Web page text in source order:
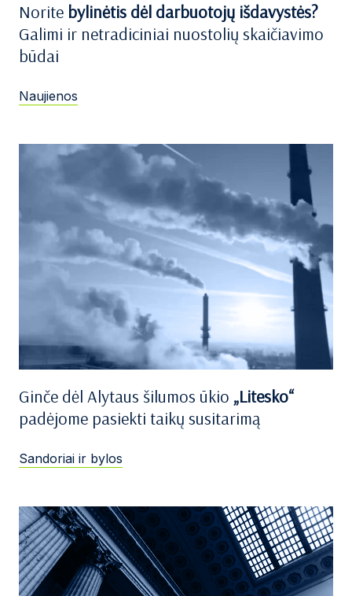
Norite bylinėtis dėl darbuotojų išdavystės?
Galimi ir netradiciniai nuostolių skaičiavimo
būdai
Naujienos
Ginče dėl Alytaus šilumos ūkio „Litesko“
padėjome pasiekti taikų susitarimą
Sandoriai ir bylos